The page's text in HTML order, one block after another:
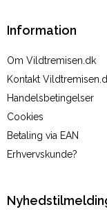
Information
Om Vildtremisen.dk
Kontakt
Handelsbetingelser
Cookies
Betaling via EAN
Erhvervskunde?